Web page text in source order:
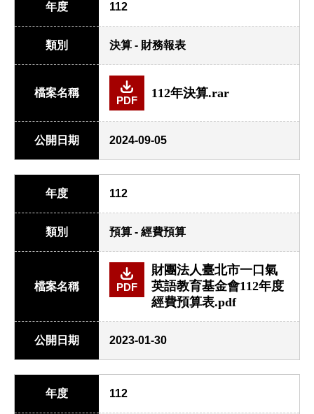
年度 112
類別 決算 - 財務報表
檔案名稱
PDF
112年決算.rar
公開日期 2024-09-05
年度 112
類別 預算 - 經費預算
檔案名稱 PDF
財團法人臺北市一口氣
英語教育基金會112年度
經費預算表.pdf
公開日期 2023-01-30
年度 112